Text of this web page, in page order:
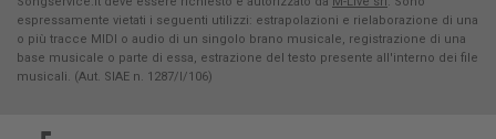
espressamente vietati i seguenti utilizzi: estrapolazioni e rielaborazione di una
o più tracce MIDI o audio di un singolo brano musicale, registrazione di una
base musicale o parte di essa, estrazione del testo presente all'interno dei file
musicali. (Aut. SIAE n. 1287/I/106)